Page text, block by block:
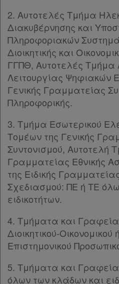
2. Αυτοτελές Τμήμα
Διακυβέρνησης και
Πληροφοριακών
Διοικητικής και
ΓΓΠΘ, Αυτοτελές Τμήμα
Λειτουργίας Ψηφιακών
Γενικής Γραμματείας
Πληροφορικής.
3. Τμήμα Εσωτερικού
Τομέων της Γενικής
Συντονισμού, Αυτοτελή
Γραμματείας Εθνικής
της Ειδικής
Σχεδιασμού: ΠΕ ή ΤΕ
ειδικοτήτων.
4. Τμήματα και
Διοικητικού-Οικονομικού
Επιστημονικού
5. Τμήματα και
όλων των κλάδων και